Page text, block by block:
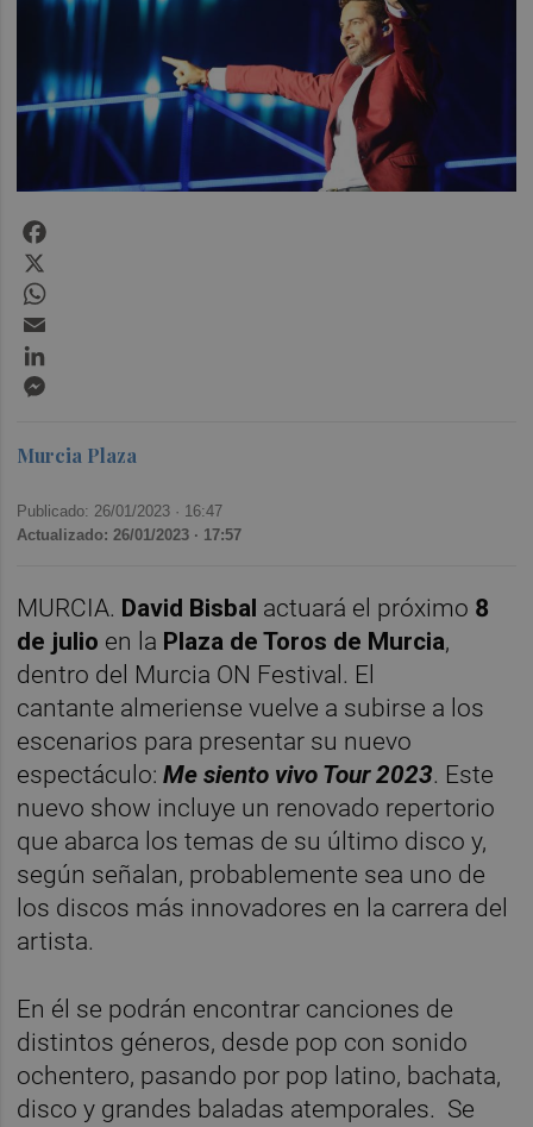
Murcia Plaza
Publicado: 26/01/2023 · 16:47
Actualizado: 26/01/2023 · 17:57
MURCIA. David Bisbal actuará el próximo 8
de julio en la Plaza de Toros de Murcia,
dentro del Murcia ON Festival. El
cantante almeriense vuelve a subirse a los
escenarios para presentar su nuevo
espectáculo:Me siento vivo Tour 2023. Este
nuevo show incluye un renovado repertorio
que abarca los temas de su último disco y,
según señalan, probablemente sea uno de
los discos más innovadores en la carrera del
artista.
En él se podrán encontrar canciones de
distintos géneros, desde pop con sonido
ochentero, pasando por pop latino, bachata,
disco y grandes baladas atemporales. Se